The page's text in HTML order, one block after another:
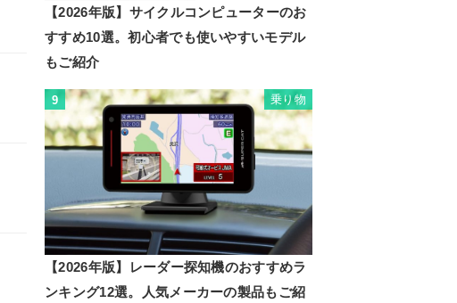
【2026年版】サイクルコンピューターのお
すすめ10選。初心者でも使いやすいモデル
もご紹介
9 乗り物
【2026年版】レーダー探知機のおすすめラ
ンキング12選。人気メーカーの製品もご紹